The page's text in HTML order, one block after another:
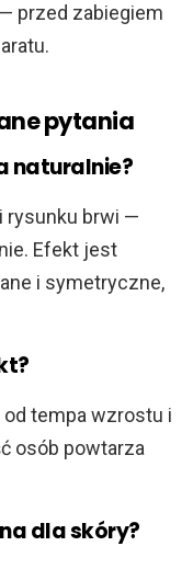
przed zabiegiem
pytania
naturalnie?
rysunku brwi —
Efekt jest
i symetryczne,
tempa wzrostu i
osób powtarza
dla skóry?